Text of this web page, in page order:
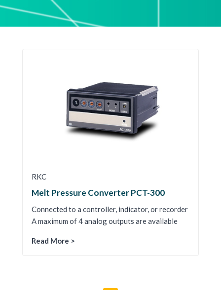
RKC
Melt Pressure Converter PCT-300
Connected to a controller, indicator, or recorder
A maximum of 4 analog outputs are available
Read More >